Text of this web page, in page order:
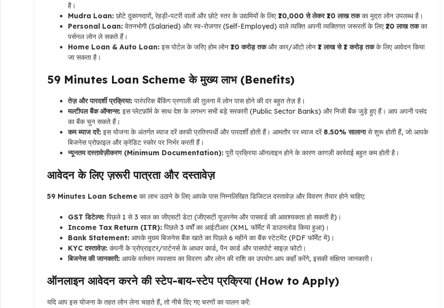
है।
Mudra Loan: छोटे दुकानदारों, रेहड़ी-पटरी वालों और छोटे स्तर के उद्यमियों के लिए₹10,000 से लेकर ₹10 लाख तकका मुद्रा लोन उपलब्ध है।
Personal Loan: वेतनभोगी (Salaried) और स्व-रोजगार (Self-Employed) वाले व्यक्ति अपनी व्यक्तिगत जरूरतों के लिए₹20 लाख तकका
पर्सनल लोन ले सकते हैं।
Home Loan & Auto Loan: इस पोर्टल के जरिए होम लोन ₹10 करोड़ तकऔर कार/ऑटो लोन ₹1 लाख से ₹1 करोड़ तकके लिए आवेदन किया
जा सकता है।
59 Minutes Loan Scheme के मुख्य लाभ (Benefits)
तेज़ और पारदर्शी प्रक्रिया: पारंपरिक बैंकिंग प्रणाली की तुलना में लोन पास होने की दर बहुत तेज़ है।
मल्टीपल बैंक ऑप्शन्स: इस प्लेटफ़ॉर्म के साथ देश के लगभग सभी बड़े सरकारी (Public Sector Banks) और निजी बैंक जुड़े हुए हैं। आप अपनी पसंद
का बैंक चुन सकते हैं।
कम ब्याज दरें: इस योजना के अंतर्गत ब्याज दरें काफी प्रतिस्पर्धी और पारदर्शी होती हैं। आमतौर पर ब्याज दरें 8.50% सालानासे शुरू होती हैं, जो आपके
बिजनेस प्रोफ़ाइल और क्रेडिट स्कोर पर निर्भर करती हैं।
न्यूनतम दस्तावेज़ीकरण (Minimum Documentation): पूरी प्रक्रिया ऑनलाइन होने के कारण कागज़ी कार्रवाई बहुत कम होती है।
आवेदन के लिए ज़रूरी पात्रता और दस्तावेज़
59 Minutes Loan Scheme का लाभ उठाने के लिए आपके पास निम्नलिखित डिजिटल दस्तावेज़ और विवरण तैयार होने चाहिए:
GST डिटेल्स: पिछले 1 से 3 साल का जीएसटी डेटा (जीएसटी यूज़रनेम और पासवर्ड की आवश्यकता हो सकती है)।
Income Tax Return (ITR): पिछले 3 वर्षों का आईटीआर (XML फॉर्मेट में डाउनलोड किया हुआ)।
Bank Statement: आपके मुख्य बिजनेस बैंक खाते का पिछले 6 महीने का बैंक स्टेटमेंट (PDF फॉर्मेट में)।
KYC दस्तावेज़: कंपनी के प्रोप्राइटर/पार्टनर्स के आधार कार्ड, पैन कार्ड और पासपोर्ट साइज़ फोटो।
बिजनेस की जानकारी: आपके वर्तमान व्यवसाय का विवरण और लोन की राशि का उपयोग आप कहाँ करेंगे, इसकी संक्षिप्त जानकारी।
ऑनलाइन आवेदन करने की स्टेप-बाय-स्टेप प्रक्रिया (How to Apply)
यदि आप इस योजना के तहत लोन लेना चाहते हैं, तो नीचे दिए गए चरणों का पालन करें: